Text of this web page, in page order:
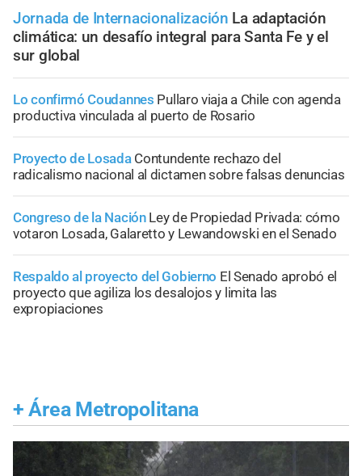
Jornada de Internacionalización La adaptación
climática: un desafío integral para Santa Fe y el
sur global
Lo confirmó Coudannes Pullaro viaja a Chile con agenda
productiva vinculada al puerto de Rosario
Proyecto de Losada Contundente rechazo del
radicalismo nacional al dictamen sobre falsas denuncias
Congreso de la Nación Ley de Propiedad Privada: cómo
votaron Losada, Galaretto y Lewandowski en el Senado
Respaldo al proyecto del Gobierno El Senado aprobó el
proyecto que agiliza los desalojos y limita las
expropiaciones
+ Área Metropolitana